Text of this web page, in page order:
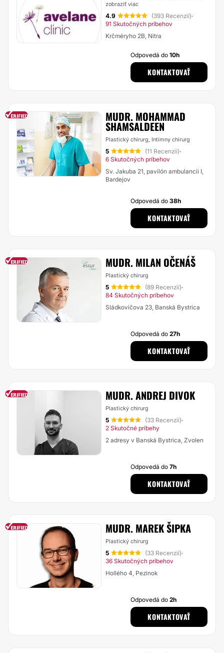
zobraziť viac
4.9 (393 Recenzií)·
91 Skutočných príbehov
Krčméryho 2B, Nitra
Odpovedá do10h
KONTAKTOVAŤ
MUDR. MOHAMMAD
SHAMSALDEEN
Plastický chirurg, Intímny chirurg
5 (11 Recenzií)·
6 Skutočných príbehov
Sv. Jakuba 21, pavilón ambulancii I,
Bardejov
Odpovedá do38h
KONTAKTOVAŤ
MUDR. MILAN OČENÁŠ
Plastický chirurg
5 (89 Recenzií)·
84 Skutočných príbehov
Sládkovičova 23, Banská Bystrica
Odpovedá do27h
KONTAKTOVAŤ
MUDR. ANDREJ DIVOK
Plastický chirurg
5 (33 Recenzií)·
2 Skutočné príbehy
2 adresy v Banská Bystrica, Zvolen
Odpovedá do7h
KONTAKTOVAŤ
MUDR. MAREK ŠIPKA
Plastický chirurg
5 (33 Recenzií)·
36 Skutočných príbehov
Hollého 4, Pezinok
Odpovedá do2h
KONTAKTOVAŤ